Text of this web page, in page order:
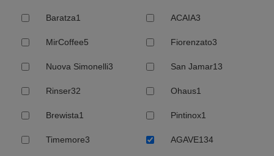
Baratza1 ACAIA3
MirCoffee5 Fiorenzato3
Nuova Simonelli3 San Jamar13
Rinser32 Ohaus1
Brewista1 Pintinox1
Timemore3 AGAVE134